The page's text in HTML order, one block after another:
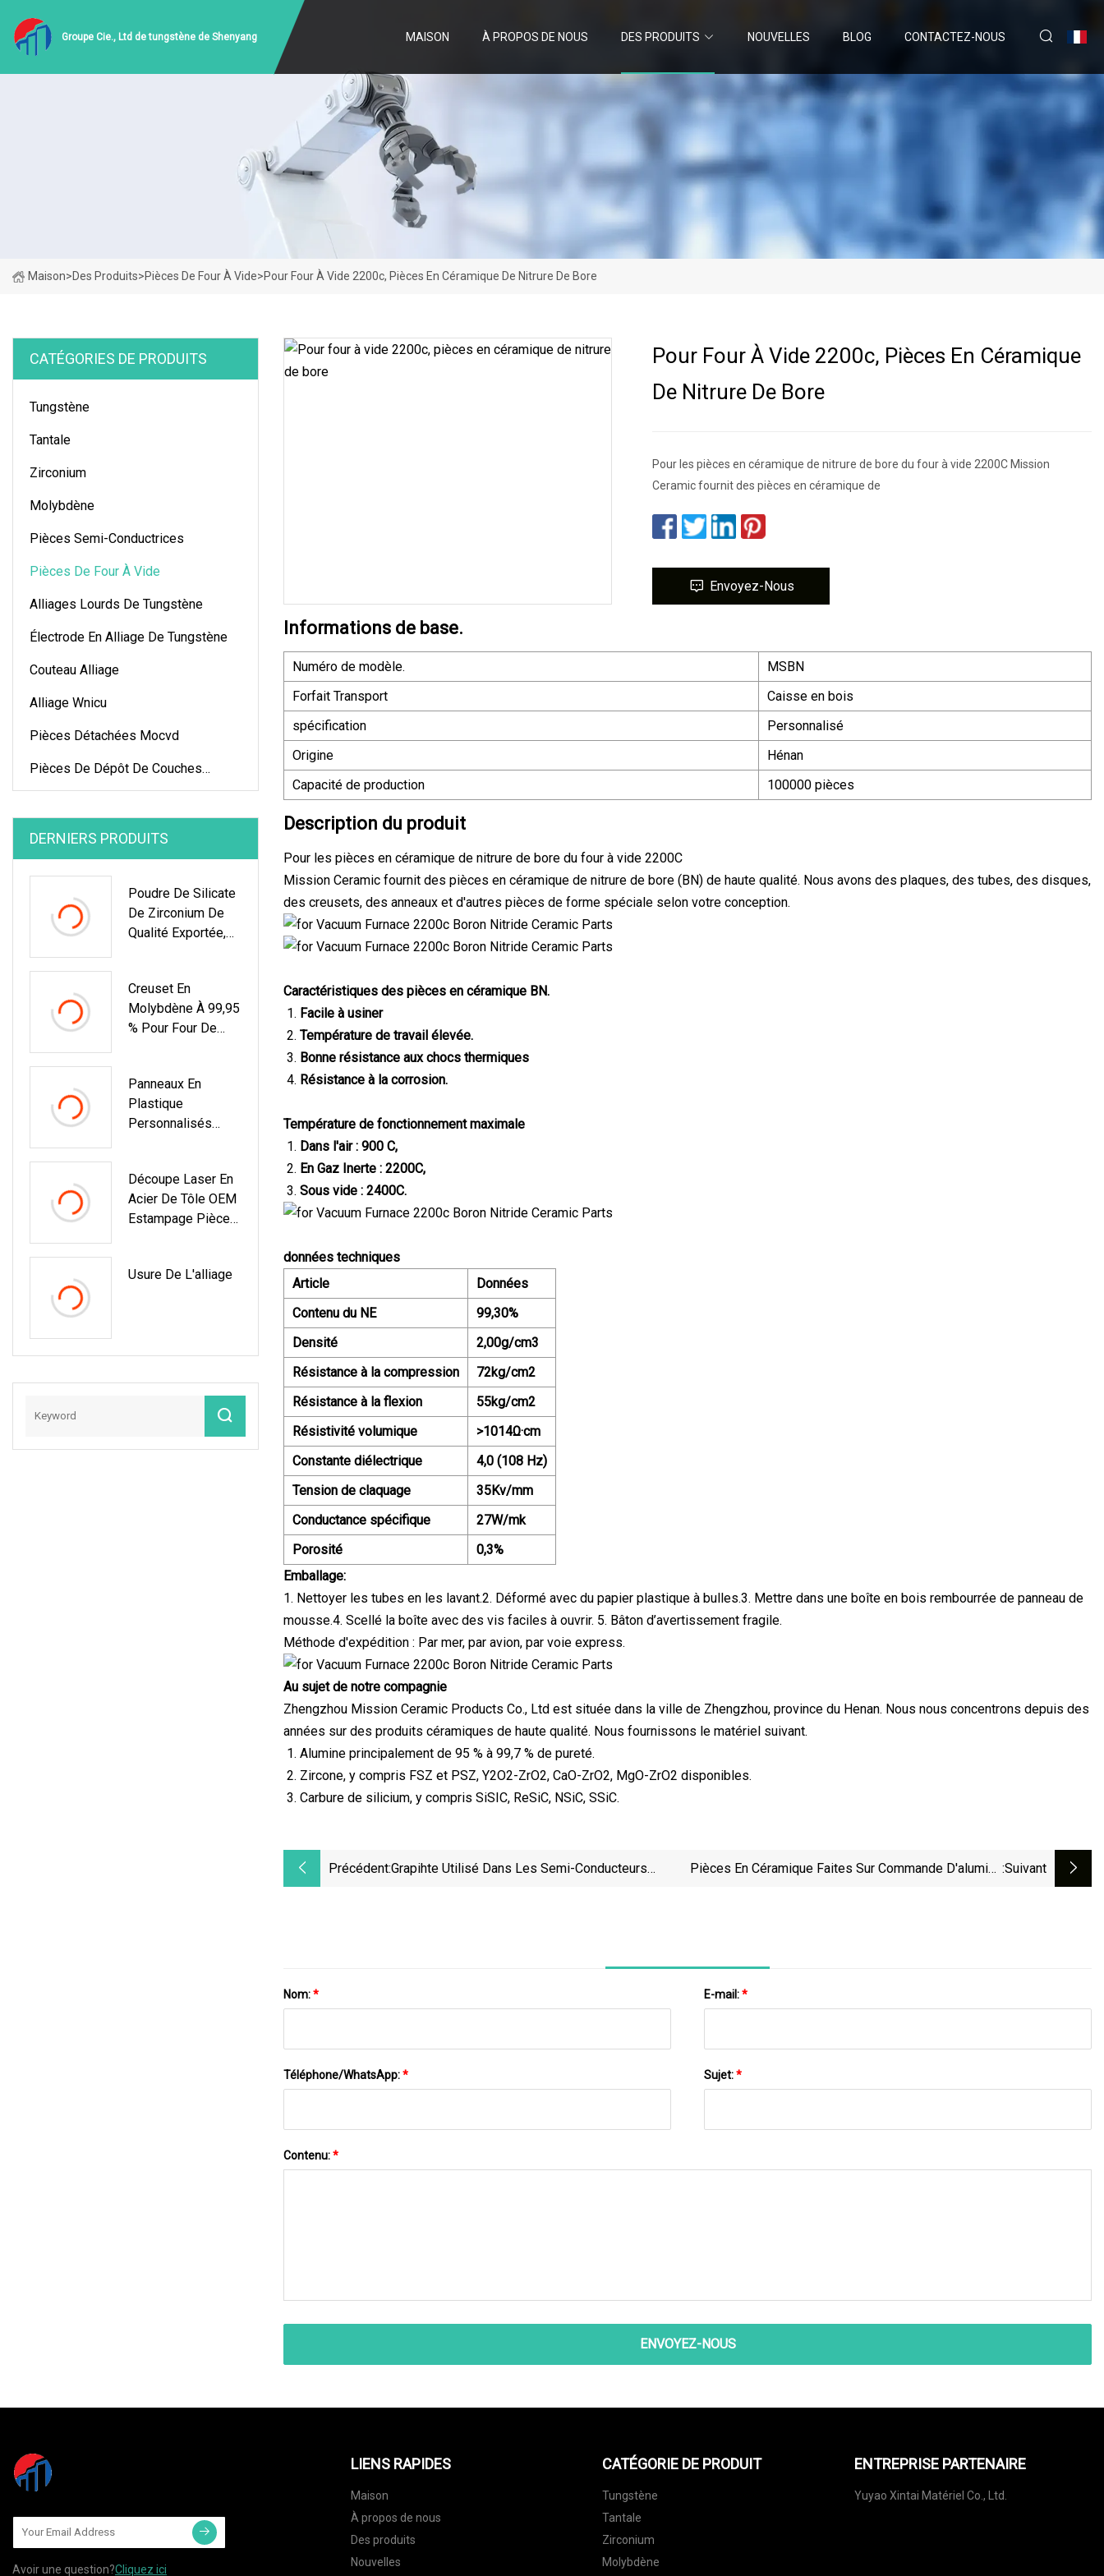
Groupe Cie., Ltd de tungstène de Shenyang MAISON À PROPOS DE NOUS DES PRODUITS NOUVELLES BLOG CONTACTEZ-NOUS
Maison>Des Produits>Pièces De Four À Vide>Pour Four À Vide 2200c, Pièces En Céramique De Nitrure De Bore
CATÉGORIES DE PRODUITS
Tungstène
Tantale
Zirconium
Molybdène
Pièces Semi-Conductrices
Pièces De Four À Vide
Alliages Lourds De Tungstène
Électrode En Alliage De Tungstène
Couteau Alliage
Alliage Wnicu
Pièces Détachées Mocvd
Pièces De Dépôt De Couches
Minces
DERNIERS PRODUITS
Poudre De Silicate
De Zirconium De
Qualité Exportée,
Besoins Du Client
Creuset En
Molybdène À 99,95
% Pour Four De
Saphir
Panneaux En
Plastique
Personnalisés
Semi-Conducteurs
Fabriqués En Chine
Découpe Laser En
Acier De Tôle OEM
Estampage Pièces
Usure De L'alliage
Pour Four À Vide 2200c, Pièces En Céramique
De Nitrure De Bore
Pour les pièces en céramique de nitrure de bore du four à vide 2200C Mission
Ceramic fournit des pièces en céramique de
Envoyez-Nous
Informations de base.
Numéro de modèle.
MSBN
Forfait Transport
Caisse en bois
spécification
Personnalisé
Origine
Hénan
Capacité de production
100000 pièces
Description du produit
Pour les pièces en céramique de nitrure de bore du four à vide 2200C
Mission Ceramic fournit des pièces en céramique de nitrure de bore (BN) de haute qualité. Nous avons des plaques, des tubes, des disques,
des creusets, des anneaux et d'autres pièces de forme spéciale selon votre conception.
Caractéristiques des pièces en céramique BN.
Facile à usiner
Température de travail élevée.
Bonne résistance aux chocs thermiques
Résistance à la corrosion.
Température de fonctionnement maximale
Dans l'air : 900 C,
En Gaz Inerte : 2200C,
Sous vide : 2400C.
données techniques
Article
Données
Contenu du NE
99,30%
Densité
2,00g/cm3
Résistance à la compression
72kg/cm2
Résistance à la flexion
55kg/cm2
Résistivité volumique
>1014Ω·cm
Constante diélectrique
4,0 (108 Hz)
Tension de claquage
35Kv/mm
Conductance spécifique
27W/mk
Porosité
0,3%
Emballage:
1. Nettoyer les tubes en les lavant.2. Déformé avec du papier plastique à bulles.3. Mettre dans une boîte en bois rembourrée de panneau de
mousse.4. Scellé la boîte avec des vis faciles à ouvrir. 5. Bâton d’avertissement fragile.
Méthode d'expédition : Par mer, par avion, par voie express.
Au sujet de notre compagnie
Zhengzhou Mission Ceramic Products Co., Ltd est située dans la ville de Zhengzhou, province du Henan. Nous nous concentrons depuis des
années sur des produits céramiques de haute qualité. Nous fournissons le matériel suivant.
Alumine principalement de 95 % à 99,7 % de pureté.
Zircone, y compris FSZ et PSZ, Y2O2-ZrO2, CaO-ZrO2, MgO-ZrO2 disponibles.
Carbure de silicium, y compris SiSIC, ReSiC, NSiC, SSiC.
Précédent:Grapihte Utilisé Dans Les Semi-Conducteurs
Pièces En Céramique Faites Sur Commande D'alumine :suivant
Nom:* E-mail:*
Téléphone/WhatsApp:* Sujet:*
Contenu:*
ENVOYEZ-NOUS
Avoir une question?Cliquez ici
LIENS RAPIDES
Maison
À propos de nous
Des produits
Nouvelles
CATÉGORIE DE PRODUIT
Tungstène
Tantale
Zirconium
Molybdène
ENTREPRISE PARTENAIRE
Yuyao Xintai Matériel Co., Ltd.